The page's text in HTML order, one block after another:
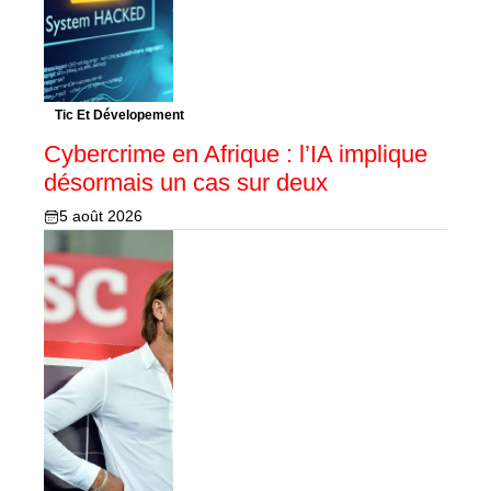
Tic Et Dévelopement
Cybercrime en Afrique : l’IA implique
désormais un cas sur deux
5 août 2026